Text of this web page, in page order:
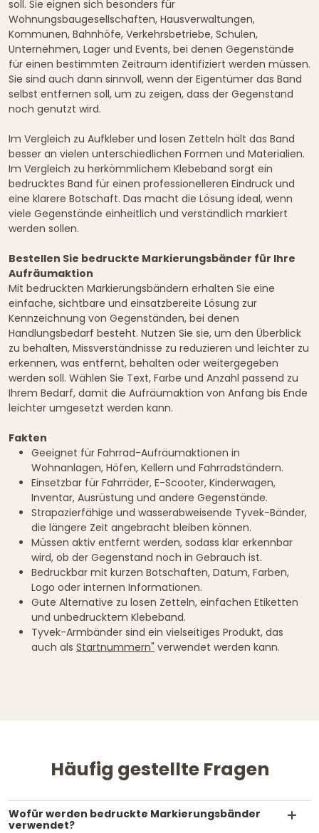
soll. Sie eignen sich besonders für
Wohnungsbaugesellschaften, Hausverwaltungen,
Kommunen, Bahnhöfe, Verkehrsbetriebe, Schulen,
Unternehmen, Lager und Events, bei denen Gegenstände
für einen bestimmten Zeitraum identifiziert werden müssen.
Sie sind auch dann sinnvoll, wenn der Eigentümer das Band
selbst entfernen soll, um zu zeigen, dass der Gegenstand
noch genutzt wird.
Im Vergleich zu Aufkleber und losen Zetteln hält das Band
besser an vielen unterschiedlichen Formen und Materialien.
Im Vergleich zu herkömmlichem Klebeband sorgt ein
bedrucktes Band für einen professionelleren Eindruck und
eine klarere Botschaft. Das macht die Lösung ideal, wenn
viele Gegenstände einheitlich und verständlich markiert
werden sollen.
Bestellen Sie bedruckte Markierungsbänder für Ihre
Aufräumaktion
Mit bedruckten Markierungsbändern erhalten Sie eine
einfache, sichtbare und einsatzbereite Lösung zur
Kennzeichnung von Gegenständen, bei denen
Handlungsbedarf besteht. Nutzen Sie sie, um den Überblick
zu behalten, Missverständnisse zu reduzieren und leichter zu
erkennen, was entfernt, behalten oder weitergegeben
werden soll. Wählen Sie Text, Farbe und Anzahl passend zu
Ihrem Bedarf, damit die Aufräumaktion von Anfang bis Ende
leichter umgesetzt werden kann.
Fakten
Geeignet für Fahrrad-Aufräumaktionen in
Wohnanlagen, Höfen, Kellern und Fahrradständern.
Einsetzbar für Fahrräder, E-Scooter, Kinderwagen,
Inventar, Ausrüstung und andere Gegenstände.
Strapazierfähige und wasserabweisende Tyvek-Bänder,
die längere Zeit angebracht bleiben können.
Müssen aktiv entfernt werden, sodass klar erkennbar
wird, ob der Gegenstand noch in Gebrauch ist.
Bedruckbar mit kurzen Botschaften, Datum, Farben,
Logo oder internen Informationen.
Gute Alternative zu losen Zetteln, einfachen Etiketten
und unbedrucktem Klebeband.
Tyvek-Armbänder sind ein vielseitiges Produkt, das
auch als Startnummern" verwendet werden kann.
Häufig gestellte Fragen
Wofür werden bedruckte Markierungsbänder
verwendet?